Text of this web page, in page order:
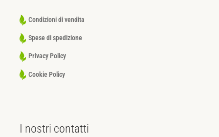
Condizioni di vendita
Spese di spedizione
Privacy Policy
Cookie Policy
I nostri contatti